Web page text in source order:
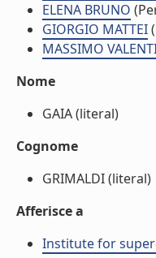
ELENA BRUNO
GIORGIO MATTEI
MASSIMO
Nome
GAIA (literal)
Cognome
GRIMALDI (literal)
Afferisce a
Institute for